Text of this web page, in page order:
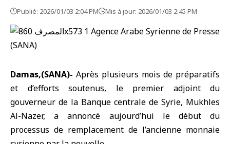
Publié: 2026/01/03 2:04 PM Mis à jour: 2026/01/03 2:45 PM
Damas,(SANA)- Après plusieurs mois de préparatifs
et d’efforts soutenus, le premier adjoint du
gouverneur de la Banque centrale de Syrie, Mukhles
Al-Nazer, a annoncé aujourd’hui le début du
processus de remplacement de l’ancienne monnaie